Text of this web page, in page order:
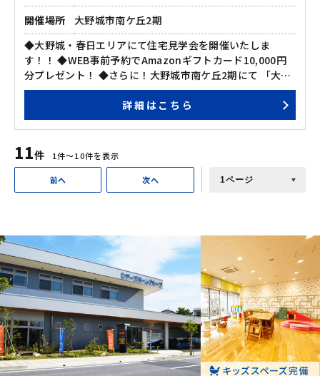
開催場所
大野城市南ケ丘2期
◆大野城・春日エリアにて住宅見学会を開催いたしま
す！！ ◆WEB事前予約でAmazonギフトカード10,000円
分プレゼント！ ◆さらに！大野城市南ケ丘2期にて 「大抽
選会」及び「おいしい焼き芋🍠」もプレゼント♪ ◆ぜひこ
の機会に、ご家族そろってご来場ください♪ その他、見学
会に関するお問い合わせもお気軽にどうぞ。 ☎ 092－504-
詳細はこちら
11件 1件〜10件を表示
前へ 次へ